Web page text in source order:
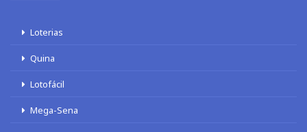
Loterias
Quina
Lotofácil
Mega-Sena